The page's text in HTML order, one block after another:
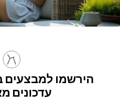
הירשמו למבצעים
עדכונים